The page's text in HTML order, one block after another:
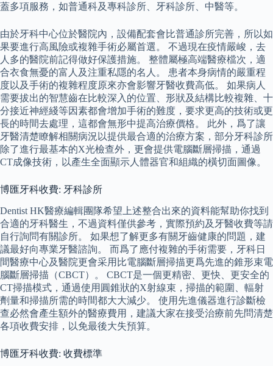
蓋多項服務，如普通科及專科診所、牙科診所、中醫等。
由於牙科中心位於醫院內，設備配套會比普通診所完善，所以如
果要進行高風險或複雜手術必屬首選。 不過現在疫情嚴峻，去
人多的醫院前記得做好保護措施。 整體屬極高端醫療檔次，適
合衣食無憂的富人及注重私隱的名人。 患者本身病情的嚴重程
度以及手術的複雜程度原來亦會影響牙醫收費高低。 如果病人
需要拔出的智慧齒在比較深入的位置、形狀及結構比較複雜、十
分接近神經綫等因素都會增加手術的難度，要求更高的技術或更
長的時間去處理，這都會無形中提高治療價格。 此外，爲了讓
牙醫清楚瞭解相關病況以提供最合適的治療方案，部分牙科診所
除了進行最基本的X光檢查外，更會提供電腦斷層掃描，通過
CT成像技術，以產生全面顯示人體器官和組織的橫切面圖像。
博匯牙科收費: 牙科診所
Dentist HK醫療編輯團隊希望上述整合出來的資料能幫助你找到
合適的牙科醫生，不過資料僅供參考，實際預約及牙醫收費等請
自行詢問有關診所。 如果想了解更多有關牙齒健康的問題，建
議最好向專業牙醫諮詢。 而爲了應付複雜的手術需要，牙科日
間醫療中心及醫院更會采用比電腦斷層掃描更爲先進的錐形束電
腦斷層掃描（CBCT）。 CBCT是一個更精密、更快、更安全的
CT掃描模式，通過使用圓錐狀的X射線束，掃描的範圍、輻射
劑量和掃描所需的時間都大大減少。 使用先進儀器進行診斷檢
查必然會產生額外的醫療費用，建議大家在接受治療前先問清楚
各項收費安排，以免最後大失預算。
博匯牙科收費: 收費標準